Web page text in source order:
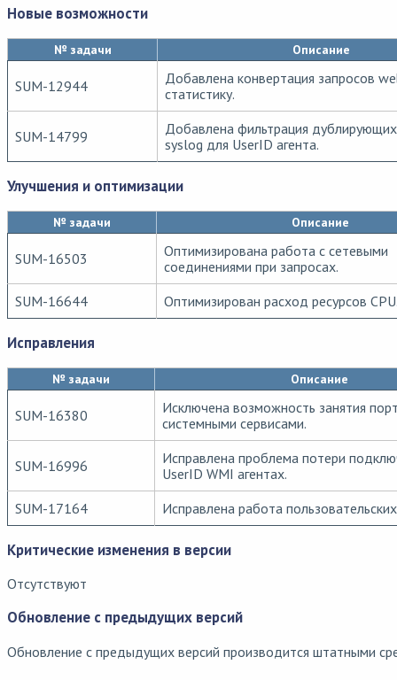
Новые возможности
№ задачи Описание
SUM-12944
Добавлена конвертация запросов
статистику.
SUM-14799
Добавлена фильтрация
syslog для UserID агента.
Улучшения и оптимизации
№ задачи Описание
SUM-16503
Оптимизирована работа с сетевыми
соединениями при запросах.
SUM-16644
Оптимизирован расход ресурсов
Исправления
№ задачи Описание
SUM-16380
Исключена возможность занятия
системными сервисами.
SUM-16996
Исправлена проблема потери
UserID WMI агентах.
SUM-17164
Исправлена работа
Критические изменения в версии
Отсутствуют
Обновление с предыдущих версий
Обновление с предыдущих версий производится штатными